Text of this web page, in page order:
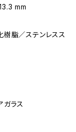
mm
樹脂／ステンレスス
ガラス